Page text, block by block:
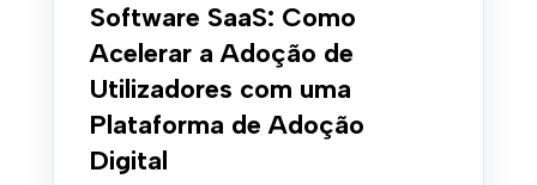
Software SaaS: Como
Acelerar a Adoção de
Utilizadores com uma
Plataforma de Adoção
Digital